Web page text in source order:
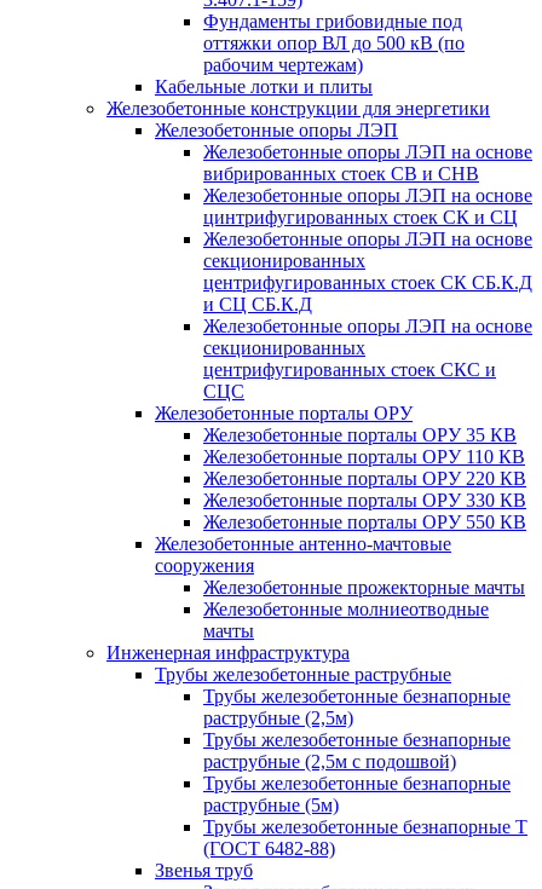
Фундаменты грибовидные под
оттяжки опор ВЛ до 500 кВ (по
рабочим чертежам)
Кабельные лотки и плиты
Железобетонные конструкции для энергетики
Железобетонные опоры ЛЭП
Железобетонные опоры ЛЭП на основе
вибрированных стоек СВ и СНВ
Железобетонные опоры ЛЭП на основе
цинтрифугированных стоек СК и СЦ
Железобетонные опоры ЛЭП на основе
секционированных
центрифугированных стоек СК СБ.К.Д
и СЦ СБ.К.Д
Железобетонные опоры ЛЭП на основе
секционированных
центрифугированных стоек СКС и
СЦС
Железобетонные порталы ОРУ
Железобетонные порталы ОРУ 35 КВ
Железобетонные порталы ОРУ 110 КВ
Железобетонные порталы ОРУ 220 КВ
Железобетонные порталы ОРУ 330 КВ
Железобетонные порталы ОРУ 550 КВ
Железобетонные антенно-мачтовые
сооружения
Железобетонные прожекторные мачты
Железобетонные молниеотводные
мачты
Инженерная инфраструктура
Трубы железобетонные раструбные
Трубы железобетонные безнапорные
раструбные (2,5м)
Трубы железобетонные безнапорные
раструбные (2,5м с подошвой)
Трубы железобетонные безнапорные
раструбные (5м)
Трубы железобетонные безнапорные Т
(ГОСТ 6482-88)
Звенья труб